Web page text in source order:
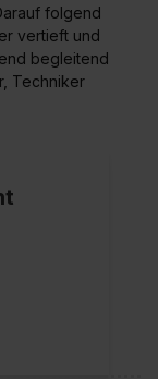
folgend
vertieft und
begleitend
Techniker